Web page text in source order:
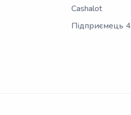
Cashalot
Підприємець 4